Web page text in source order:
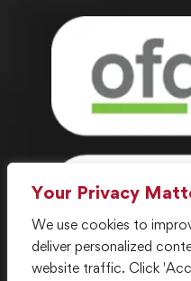
Your Privacy
We use cookies to
deliver personalized
website traffic. Click